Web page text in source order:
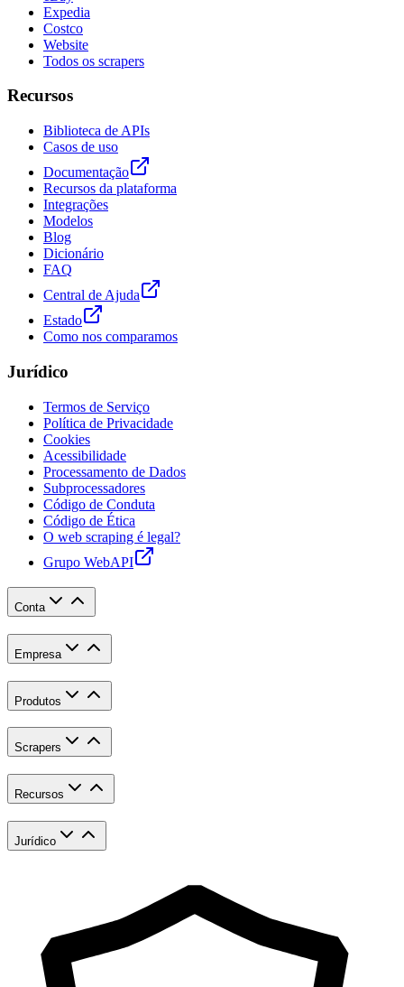
Expedia
Costco
Website
Todos os scrapers
Recursos
Biblioteca de APIs
Casos de uso
Documentação
Recursos da plataforma
Integrações
Modelos
Blog
Dicionário
FAQ
Central de Ajuda
Estado
Como nos comparamos
Jurídico
Termos de Serviço
Política de Privacidade
Cookies
Acessibilidade
Processamento de Dados
Subprocessadores
Código de Conduta
Código de Ética
O web scraping é legal?
Grupo WebAPI
Conta
Empresa
Produtos
Scrapers
Recursos
Jurídico